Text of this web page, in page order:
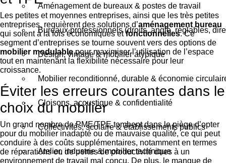
Aménagement de bureaux & postes de travail
Bureaux professionnels (droits, angle, réglables,
Design, vintage & mobilier atypique
Mobilier reconditionné, durable & économie
Cloisons, acoustique & confidentialité
Collectivités, scolaire & établissements publics
Atelier, industrie & mobilier technique
Les petites et moyennes entreprises, ainsi que les très petites
entreprises, requièrent des solutions d’aménagement bureau
qui soient à la fois économiques etfonctionnelles. Ce
segment d’entreprises se tourne souvent vers des options de
mobilier modulablepour maximiser l’utilisation de l’espace
tout en maintenant la flexibilité nécessaire pour leur
croissance.
Éviter les erreurs courantes dans le
choix du mobilier
Un grand nombre de PME/TPE tombent dans le piège d’opter
pour du mobilier inadapté ou de mauvaise qualité, ce qui peut
conduire à des coûts supplémentaires, notamment en termes
de réparations ou de pertes de productivité dues à un
environnement de travail mal conçu. De plus, le manque de